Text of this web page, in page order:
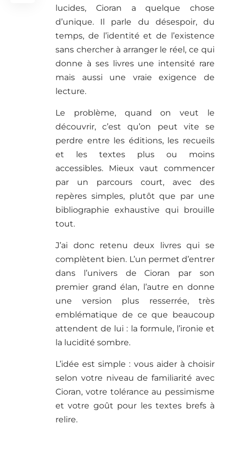
lucides, Cioran a quelque chose
d’unique. Il parle du désespoir, du
temps, de l’identité et de l’existence
sans chercher à arranger le réel, ce qui
donne à ses livres une intensité rare
mais aussi une vraie exigence de
lecture.
Le problème, quand on veut le
découvrir, c’est qu’on peut vite se
perdre entre les éditions, les recueils
et les textes plus ou moins
accessibles. Mieux vaut commencer
par un parcours court, avec des
repères simples, plutôt que par une
bibliographie exhaustive qui brouille
tout.
J’ai donc retenu deux livres qui se
complètent bien. L’un permet d’entrer
dans l’univers de Cioran par son
premier grand élan, l’autre en donne
une version plus resserrée, très
emblématique de ce que beaucoup
attendent de lui : la formule, l’ironie et
la lucidité sombre.
L’idée est simple : vous aider à choisir
selon votre niveau de familiarité avec
Cioran, votre tolérance au pessimisme
et votre goût pour les textes brefs à
relire.